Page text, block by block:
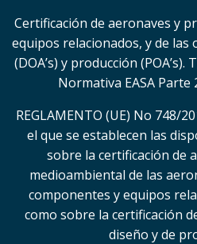
Certificación de aeronaves y
equipos relacionados, y de las
(DOA’s) y producción
Normativa EASA Parte
REGLAMENTO (UE) No 748/
el que se establecen las
sobre la certificación de
medioambiental de las
componentes y equipos
como sobre la certificación
diseño y de